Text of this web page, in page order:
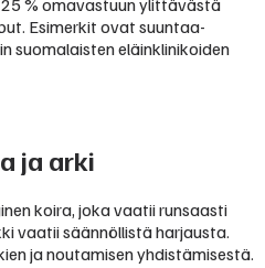
% omavastuun ylittävästä
Esimerkit ovat suuntaa-
suomalaisten eläinklinikoiden
ja arki
koira, joka vaatii runsaasti
vaatii säännöllistä harjausta.
ja noutamisen yhdistämisestä.